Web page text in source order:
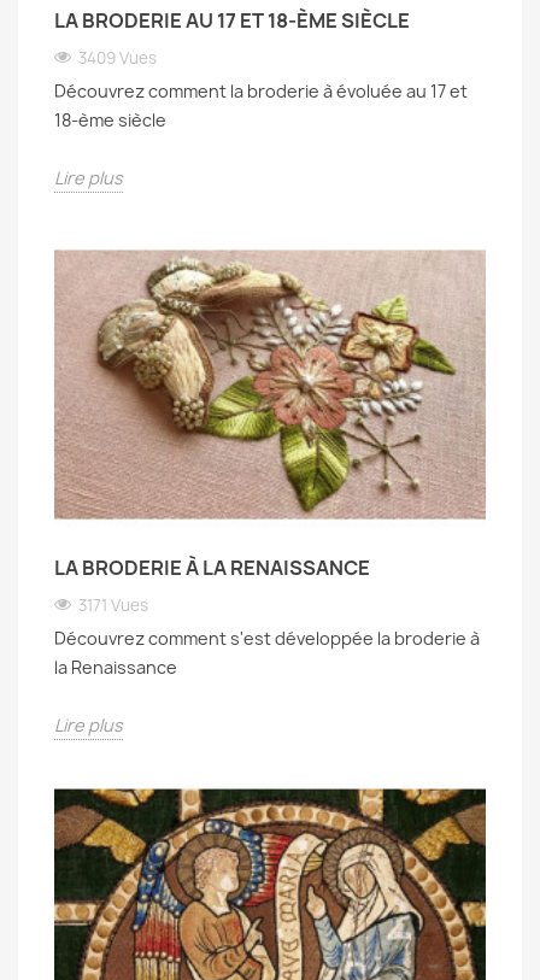
LA BRODERIE AU 17 ET 18-ÈME SIÈCLE
3409 Vues
Découvrez comment la broderie à évoluée au 17 et
18-ème siècle
Lire plus
LA BRODERIE À LA RENAISSANCE
3171 Vues
Découvrez comment s'est développée la broderie à
la Renaissance
Lire plus